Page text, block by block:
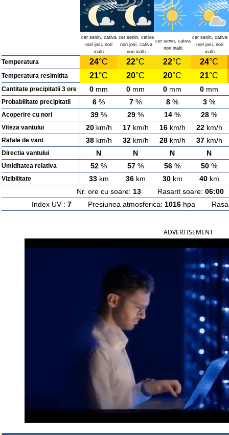
cer senin, cativa
nori josi, nori
inalti
cer senin, cativa
nori josi, cativa
nori inalti
cer senin, cativa
nori inalti
cer senin, cativa
nori josi, nori
inalti
Temperatura 24°C 22°C 22°C 24°C
Temperatura resimitita 21°C 20°C 20°C 21°C
Cantitate precipitatii 3 ore 0 mm 0 mm 0 mm 0 mm
Probabilitate precipitatii 6 % 7 % 8 % 3 %
Acoperire cu nori 39 % 29 % 14 % 28 %
Viteza vantului 20km/h 17km/h 16km/h 22km/h
Rafale de vant 38km/h 32km/h 28km/h 37km/h
Directia vantului N N N N
Umiditatea relativa 52 % 57 % 56 % 50 %
Vizibilitate 33km 36km 30km 40km
Nr. ore cu soare: 13Rasarit soare: 06:00
Index UV : 7Presiunea atmosferica: 1016hpa
ADVERTISEMENT